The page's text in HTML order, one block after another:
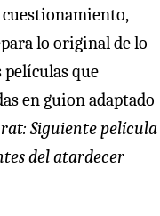
lo original de lo
películas que
en guion adaptado
Siguiente película
del atardecer